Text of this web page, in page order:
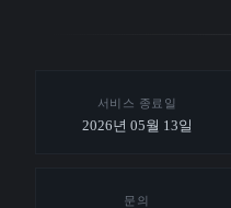
서비스 종료일
2026년 05월 13일
문의